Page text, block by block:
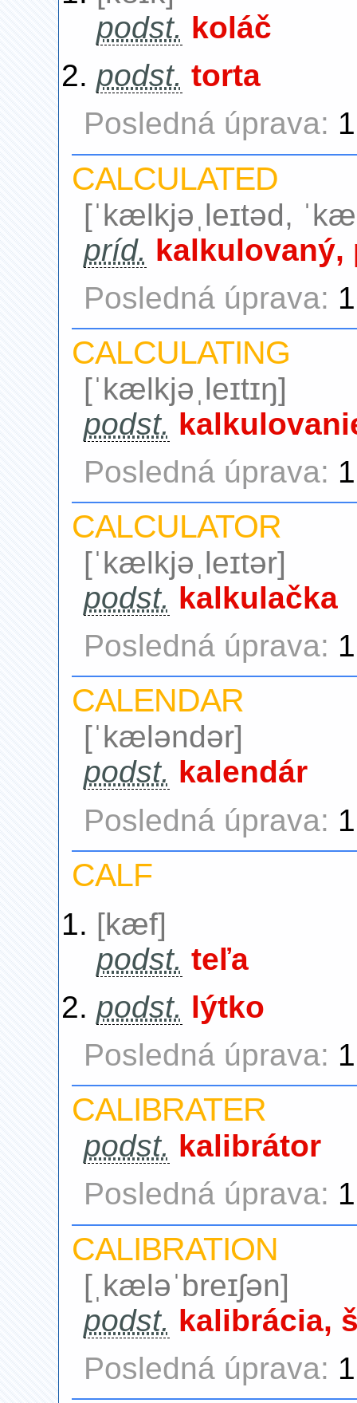
podst. koláč
podst. torta
Posledná úprava:
CALCULATED
[ˈkælkjəˌleɪtəd,
príd. kalkulovaný,
Posledná úprava:
CALCULATING
[ˈkælkjəˌleɪtɪŋ]
podst.
Posledná úprava:
CALCULATOR
[ˈkælkjəˌleɪtər]
podst. kalkulačka
Posledná úprava:
CALENDAR
[ˈkæləndər]
podst. kalendár
Posledná úprava:
CALF
[kæf]
podst. teľa
podst. lýtko
Posledná úprava:
CALIBRATER
podst. kalibrátor
Posledná úprava:
CALIBRATION
[ˌkæləˈbreɪʃən]
podst. kalibrácia,
Posledná úprava: